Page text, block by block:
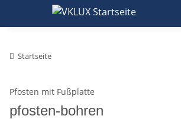
Startseite
Pfosten mit Fußplatte
pfosten-bohren